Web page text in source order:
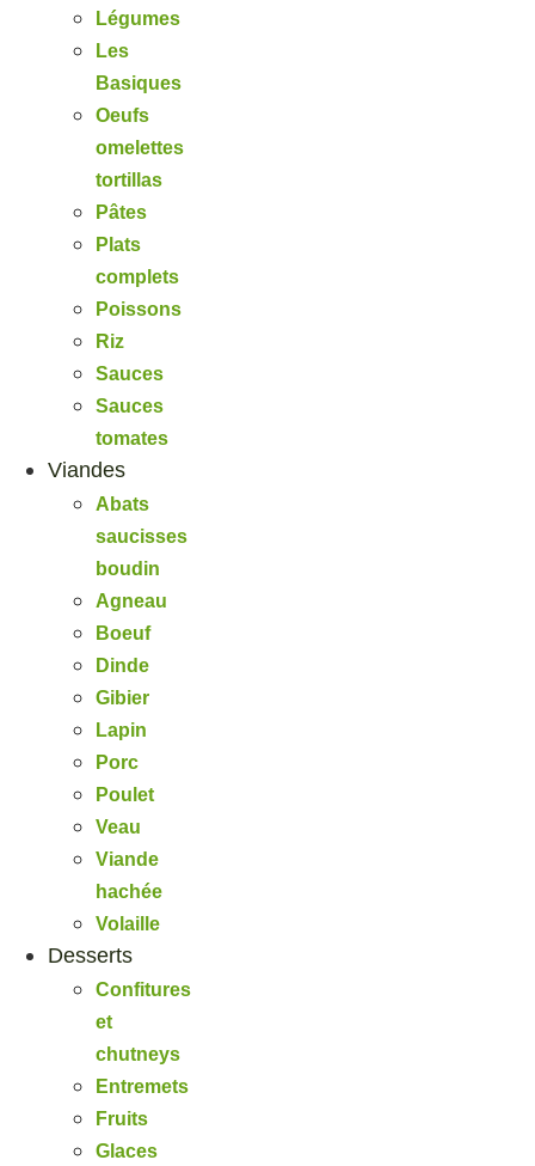
Légumes
Les
Basiques
Oeufs
omelettes
tortillas
Pâtes
Plats
complets
Poissons
Riz
Sauces
Sauces
tomates
Viandes
Abats
saucisses
boudin
Agneau
Boeuf
Dinde
Gibier
Lapin
Porc
Poulet
Veau
Viande
hachée
Volaille
Desserts
Confitures
et
chutneys
Entremets
Fruits
Glaces